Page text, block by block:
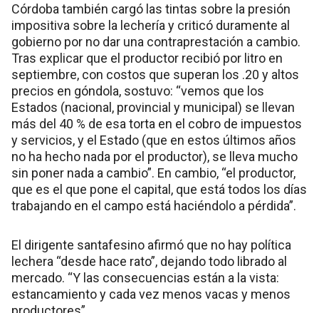
Córdoba también cargó las tintas sobre la presión
impositiva sobre la lechería y criticó duramente al
gobierno por no dar una contraprestación a cambio.
Tras explicar que el productor recibió por litro en
septiembre, con costos que superan los .20 y altos
precios en góndola, sostuvo: “vemos que los
Estados (nacional, provincial y municipal) se llevan
más del 40 % de esa torta en el cobro de impuestos
y servicios, y el Estado (que en estos últimos años
no ha hecho nada por el productor), se lleva mucho
sin poner nada a cambio”. En cambio, “el productor,
que es el que pone el capital, que está todos los días
trabajando en el campo está haciéndolo a pérdida”.
El dirigente santafesino afirmó que no hay política
lechera “desde hace rato”, dejando todo librado al
mercado. “Y las consecuencias están a la vista:
estancamiento y cada vez menos vacas y menos